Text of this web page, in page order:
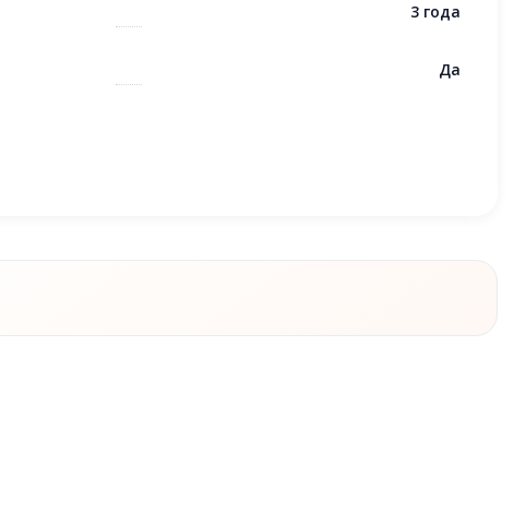
3 года
Да